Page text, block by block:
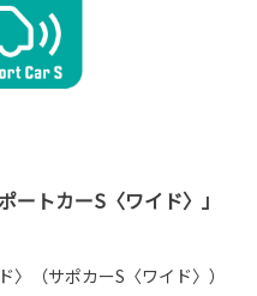
ートカーS〈ワイド〉」
（サポカーS〈ワイド〉）